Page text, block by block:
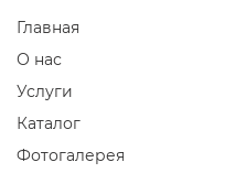
Главная
О нас
Услуги
Каталог
Фотогалерея